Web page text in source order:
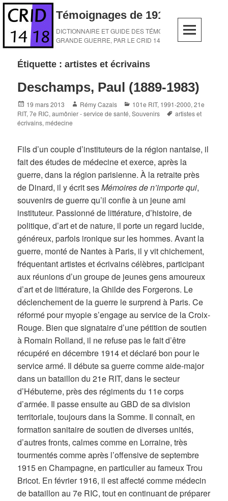
Skip
content
Témoignages de 1914-1918
DICTIONNAIRE ET GUIDE DES TÉMOINS DE LA
GRANDE GUERRE, PAR LE CRID 14-18
Étiquette :artistes et écrivains
Deschamps, Paul (1889-1983)
Posted
on
19 mars 2013 Author
Rémy Cazals Categories
101e RIT, 1991-2000,21e
RIT,7e RIC,aumônier - service de santé,Souvenirs Tags
artistes et
écrivains,médecine
Fils d’un couple d’instituteurs de la région nantaise, il
fait des études de médecine et exerce, après la
guerre, dans la région parisienne. À la retraite près
de Dinard, il y écrit sesMémoires de n’importe qui,
souvenirs de guerre qu’il confie à un jeune ami
instituteur. Passionné de littérature, d’histoire, de
politique, d’art et de nature, il porte un regard lucide,
généreux, parfois ironique sur les hommes. Avant la
guerre, monté de Nantes à Paris, il y vit chichement,
fréquentant artistes et écrivains célèbres, participant
aux réunions d’un groupe de jeunes gens amoureux
d’art et de littérature, la Ghilde des Forgerons. Le
déclenchement de la guerre le surprend à Paris. Ce
réformé pour myopie s’engage au service de la Croix-
Rouge. Bien que signataire d’une pétition de soutien
à Romain Rolland, il ne refuse pas le fait d’être
récupéré en décembre 1914 et déclaré bon pour le
service armé. Il débute sa guerre comme aide-major
dans un bataillon du 21e RIT, dans le secteur
d’Hébuterne, près des régiments du 11e corps
d’armée. Il passe ensuite au GBD de sa division
territoriale, toujours dans la Somme. Il connaît, en
formation sanitaire de soutien de diverses unités,
d’autres fronts, calmes comme en Lorraine, très
tourmentés comme après l’offensive de septembre
1915 en Champagne, en particulier au fameux Trou
Bricot. En février 1916, il est affecté comme médecin
de bataillon au 7e RIC, tout en continuant de préparer